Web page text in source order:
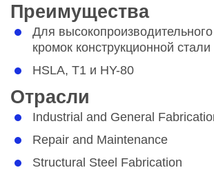
Преимущества
Для
кромок конструкционной стали
HSLA, T1 и HY-80
Отрасли
Industrial and General
Repair and Maintenance
Structural Steel Fabrication